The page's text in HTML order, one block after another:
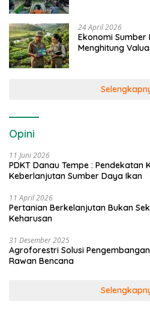
24 April 2026
Ekonomi Sumber
Menghitung
Opini
11 Juni 2026
PDKT Danau Tempe : Pendekatan
Keberlanjutan Sumber Daya Ikan
11 April 2026
Pertanian Berkelanjutan Bukan
Keharusan
31 Desember 2025
Agroforestri Solusi
Rawan Bencana